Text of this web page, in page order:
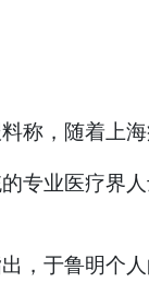
称，随着上
专业医疗界
，于鲁明个